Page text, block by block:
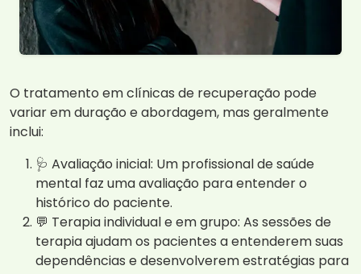
O tratamento em clínicas de recuperação pode
variar em duração e abordagem, mas geralmente
inclui:
🩺 Avaliação inicial: Um profissional de saúde
mental faz uma avaliação para entender o
histórico do paciente.
💬 Terapia individual e em grupo: As sessões de
terapia ajudam os pacientes a entenderem suas
dependências e desenvolverem estratégias para